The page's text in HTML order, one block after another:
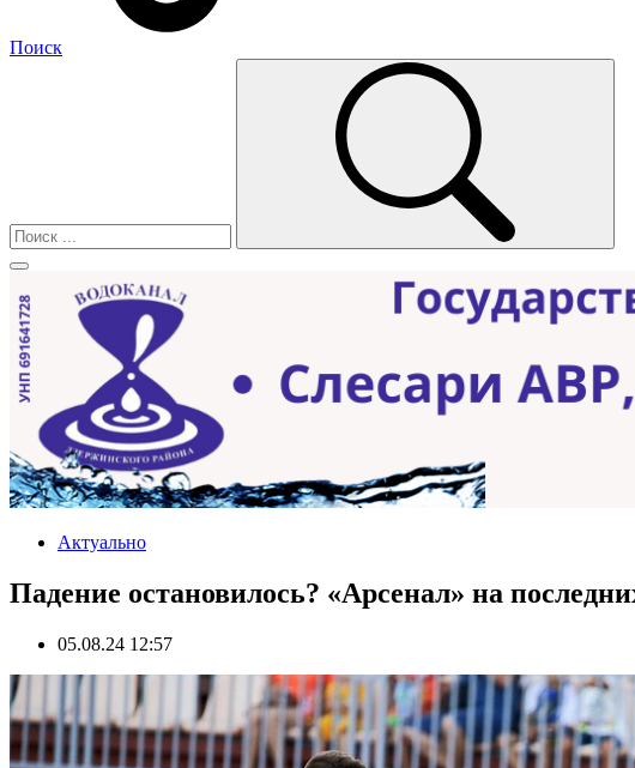
Поиск
Актуально
Падение остановилось? «Арсенал» на
05.08.24 12:57